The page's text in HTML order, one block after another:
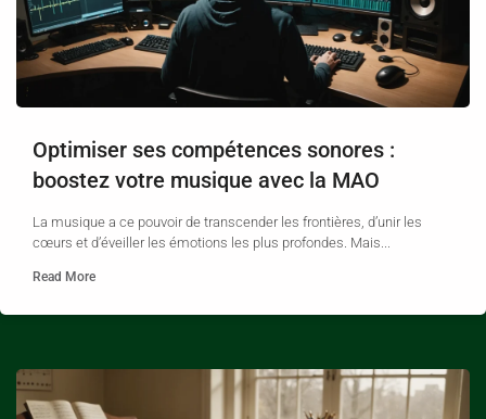
Optimiser ses compétences sonores :
boostez votre musique avec la MAO
La musique a ce pouvoir de transcender les frontières, d’unir les
cœurs et d’éveiller les émotions les plus profondes. Mais...
Read More